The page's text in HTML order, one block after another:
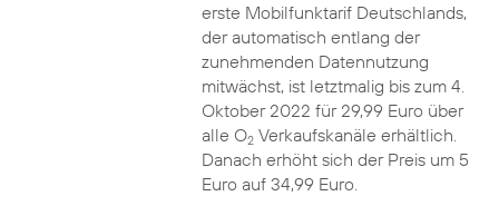
erste Mobilfunktarif Deutschlands,
der automatisch entlang der
zunehmenden Datennutzung
mitwächst, ist letztmalig bis zum 4.
Oktober 2022 für 29,99 Euro über
alle O2Verkaufskanäle erhältlich.
Danach erhöht sich der Preis um 5
Euro auf 34,99 Euro.